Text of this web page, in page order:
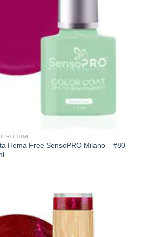
10ML
Hema Free SensoPRO Milano – #80